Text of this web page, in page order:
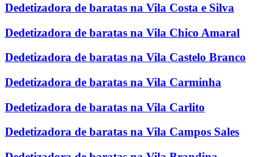
Dedetizadora de baratas na Vila Costa e Silva
Dedetizadora de baratas na Vila Chico Amaral
Dedetizadora de baratas na Vila Castelo Branco
Dedetizadora de baratas na Vila Carminha
Dedetizadora de baratas na Vila Carlito
Dedetizadora de baratas na Vila Campos Sales